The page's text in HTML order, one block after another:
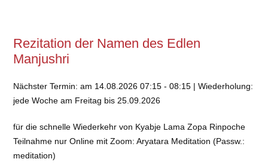
Rezitation der Namen des Edlen
Manjushri
Nächster Termin: am 14.08.2026 07:15 - 08:15 | Wiederholung:
jede Woche am Freitag bis 25.09.2026
für die schnelle Wiederkehr von Kyabje Lama Zopa Rinpoche
Teilnahme nur Online mit Zoom: Aryatara Meditation (Passw.:
meditation)